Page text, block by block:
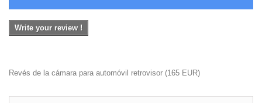
Write your review !
Revés de la cámara para automóvil retrovisor (165 EUR)